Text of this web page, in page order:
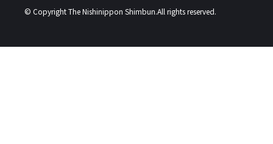
© Copyright The Nishinippon Shimbun.All rights reserved.